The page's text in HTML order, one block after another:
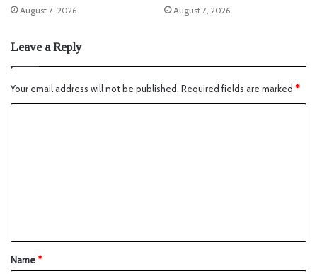
August 7, 2026
August 7, 2026
Leave a Reply
Your email address will not be published. Required fields are marked *
Name*